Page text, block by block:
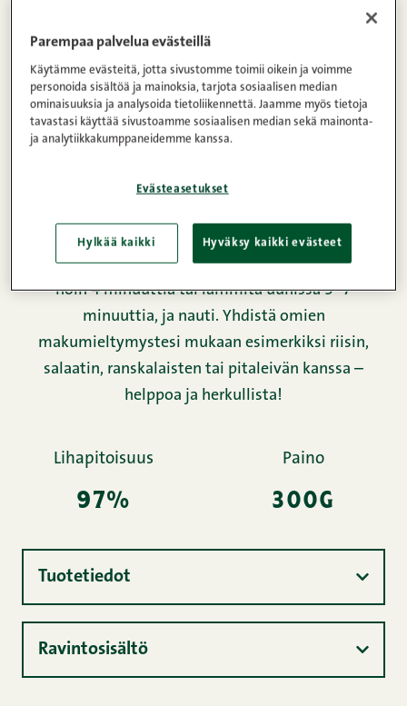
grillattu kebab original
300 g
Grillattu kebab saa herkullisen, paahteisen maun ja
Uusi ohuempi viipale muistuttaa aitoa
pannulla paistettaessa. Valmiiksi kypsä kebab on
nopea ja vaivaton arjen pelastaja: paista pannulla
noin 4 minuuttia tai lämmitä uunissa 5–7
minuuttia, ja nauti. Yhdistä omien
makumieltymystesi mukaan esimerkiksi riisin,
salaatin, ranskalaisten tai pitaleivän kanssa –
helppoa ja herkullista!
Lihapitoisuus
97%
Paino
300g
Tuotetiedot
Ravintosisältö
Parempaa palvelua evästeillä
Käytämme evästeitä, jotta sivustomme toimii oikein ja voimme
personoida sisältöä ja mainoksia, tarjota sosiaalisen median
ominaisuuksia ja analysoida tietoliikennettä. Jaamme myös tietoja
tavastasi käyttää sivustoamme sosiaalisen median sekä mainonta-
ja analytiikkakumppaneidemme kanssa.
Evästeasetukset
Hylkää kaikki Hyväksy kaikki evästeet